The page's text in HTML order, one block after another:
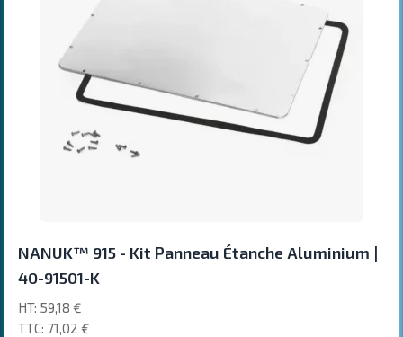
NANUK™ 915 - Kit Panneau Étanche Aluminium |
40-91501-K
71,02 €
59,18 €